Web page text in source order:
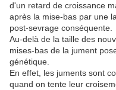
d'un retard de croissance
après la mise-bas par une
post-sevrage conséquente.
Au-delà de la taille des
mises-bas de la jument
génétique.
En effet, les juments sont
quand on tente leur